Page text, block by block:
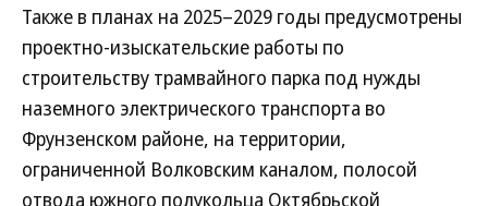
Также в планах на 2025–2029 годы предусмотрены
проектно-изыскательские работы по
строительству трамвайного парка под нужды
наземного электрического транспорта во
Фрунзенском районе, на территории,
ограниченной Волковским каналом, полосой
отвода южного полукольца Октябрьской